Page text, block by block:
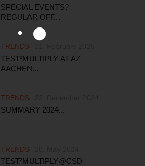
SPECIAL EVENTS?
REGULAR OFF...
TRENDS
TEST²MULTIPLY AT AZ
AACHEN...
TRENDS
SUMMARY 2024...
TRENDS
TEST²MULTIPLY@CSD